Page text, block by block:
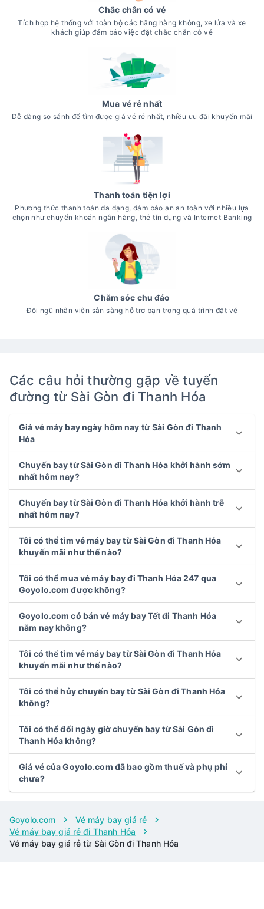
Chắc chắn có vé
Tích hợp hệ thống với toàn bộ các hãng hàng không, xe lửa và xe
khách giúp đảm bảo việc đặt chắc chắn có vé
Mua vé rẻ nhất
Dễ dàng so sánh để tìm được giá vé rẻ nhất, nhiều ưu đãi khuyến mãi
Thanh toán tiện lợi
Phương thức thanh toán đa dạng, đảm bảo an an toàn với nhiều lựa
chọn như chuyển khoản ngân hàng, thẻ tín dụng và Internet Banking
Chăm sóc chu đáo
Đội ngũ nhân viên sẵn sàng hỗ trợ bạn trong quá trình đặt vé
Các câu hỏi thường gặp về tuyến
đường từ Sài Gòn đi Thanh Hóa
Giá vé máy bay ngày hôm nay từ Sài Gòn đi Thanh
Hóa
Chuyến bay từ Sài Gòn đi Thanh Hóa khởi hành sớm
nhất hôm nay?
Chuyến bay từ Sài Gòn đi Thanh Hóa khởi hành trễ
nhất hôm nay?
Tôi có thể tìm vé máy bay từ Sài Gòn đi Thanh Hóa
khuyến mãi như thế nào?
Tôi có thể mua vé máy bay đi Thanh Hóa 247 qua
Goyolo.com được không?
Goyolo.com có bán vé máy bay Tết đi Thanh Hóa
năm nay không?
Tôi có thể tìm vé máy bay từ Sài Gòn đi Thanh Hóa
khuyến mãi như thế nào?
Tôi có thể hủy chuyến bay từ Sài Gòn đi Thanh Hóa
không?
Tôi có thể đổi ngày giờ chuyến bay từ Sài Gòn đi
Thanh Hóa không?
Giá vé của Goyolo.com đã bao gồm thuế và phụ phí
chưa?
Goyolo.com
Vé máy bay giá rẻ
Vé máy bay giá rẻ đi Thanh Hóa
Vé máy bay giá rẻ từ Sài Gòn đi Thanh Hóa